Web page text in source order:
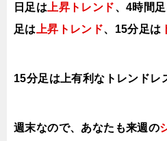
日足は 上昇トレンド、4時間
足は
上昇トレンド、15分足は
15分足は上有利なトレンドレ
週末なので、あなたも来週の